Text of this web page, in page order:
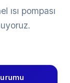
pompası